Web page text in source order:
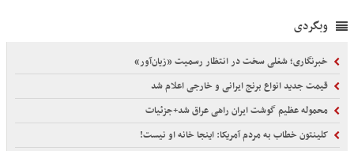
وبگردی
خبرنگاری؛ شغلی سخت در انتظار رسمیت «زیان‌آور»
قیمت جدید انواع برنج ایرانی و خارجی اعلام شد
محموله عظیم گوشت ایران راهی عراق شد+جزئیات
کلینتون خطاب به مردم آمریکا: اینجا خانه او نیست!